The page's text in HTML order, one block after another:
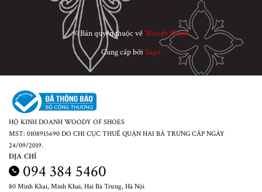
© Bản quyền thuộc vềWoody Planet
Cung cấp bởiSapo
HỘ KINH DOANH WOODY OF SHOES
MST: 0108915690 DO CHI CỤC THUẾ QUẬN HAI BÀ TRƯNG CẤP NGÀY
24/09/2019.
ĐỊA CHỈ
094 384 5460
80 Minh Khai, Minh Khai, Hai Bà Trưng, Hà Nội